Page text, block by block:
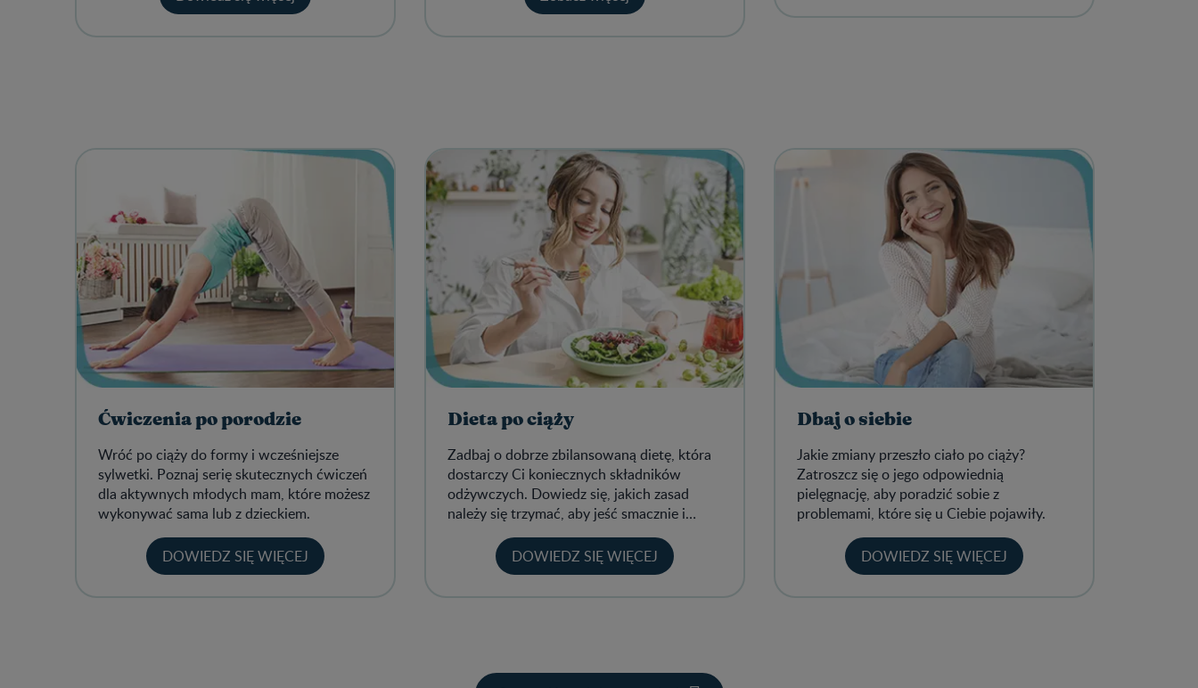
Ćwiczenia po porodzie
Wróć po ciąży do formy i wcześniejsze
sylwetki. Poznaj serię skutecznych ćwiczeń
dla aktywnych młodych mam, które możesz
wykonywać sama lub z dzieckiem.
DOWIEDZ SIĘ WIĘCEJ
Dieta po ciąży
Zadbaj o dobrze zbilansowaną dietę, która
dostarczy Ci koniecznych składników
odżywczych. Dowiedz się, jakich zasad
należy się trzymać, aby jeść smacznie i
DOWIEDZ SIĘ WIĘCEJ
Dbaj o siebie
Jakie zmiany przeszło ciało po ciąży?
Zatroszcz się o jego odpowiednią
pielęgnację, aby poradzić sobie z
problemami, które się u Ciebie pojawiły.
DOWIEDZ SIĘ WIĘCEJ